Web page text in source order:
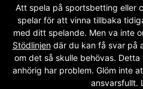
Att spela på sportsbetting eller
spelar för att vinna tillbaka
med ditt spelande. Men va inte
Stödlinjendär du kan få svar på
om det så skulle behövas.
anhörig har problem. Glöm inte
ansvarsfullt.